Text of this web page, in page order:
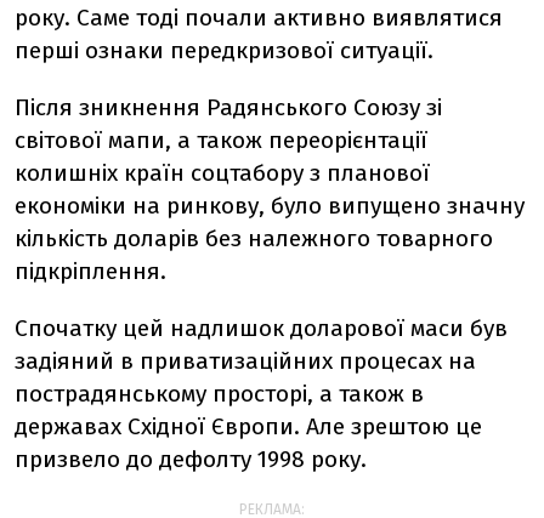
року. Саме тоді почали активно виявлятися
перші ознаки передкризової ситуації.
Після зникнення Радянського Союзу зі
світової мапи, а також переорієнтації
колишніх країн соцтабору з планової
економіки на ринкову, було випущено значну
кількість доларів без належного товарного
підкріплення.
Спочатку цей надлишок доларової маси був
задіяний в приватизаційних процесах на
пострадянському просторі, а також в
державах Східної Європи. Але зрештою це
призвело до дефолту 1998 року.
РЕКЛАМА: